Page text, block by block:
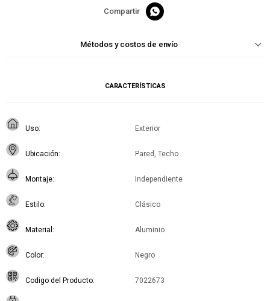

Métodos y costos de envío
CARACTERÍSTICAS
Uso Exterior
Ubicación Pared, Techo
Montaje Independiente
Estilo Clásico
Material Aluminio
Color Negro
Codigo del Producto 7022673